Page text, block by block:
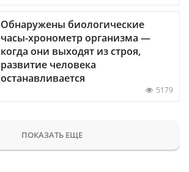
Обнаружены биологические
часы-хронометр организма —
когда они выходят из строя,
развитие человека
останавливается
5179
ПОКАЗАТЬ ЕЩЕ